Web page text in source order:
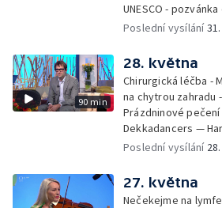
UNESCO -
filmových klapek
Poslední vysílání
90 min
28. května
Chirurgická léčba -
na chytrou
Prázdninové
Dekkadancers —
přírodního omlazení
Petr Bednařík —
Poslední vysílání
27. května
Nečekejme na